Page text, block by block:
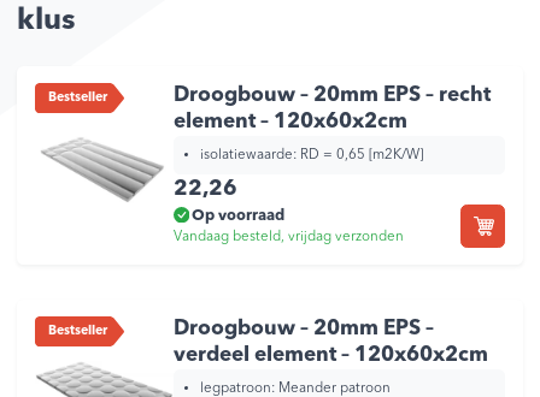
klus
Bestseller
Droogbouw – 20mm EPS – recht
element – 120x60x2cm
isolatiewaarde: RD = 0,65 [m2K/W]
22,26
Op voorraad
Vandaag besteld, vrijdag verzonden
Bestseller
Droogbouw – 20mm EPS –
verdeel element – 120x60x2cm
legpatroon: Meander patroon